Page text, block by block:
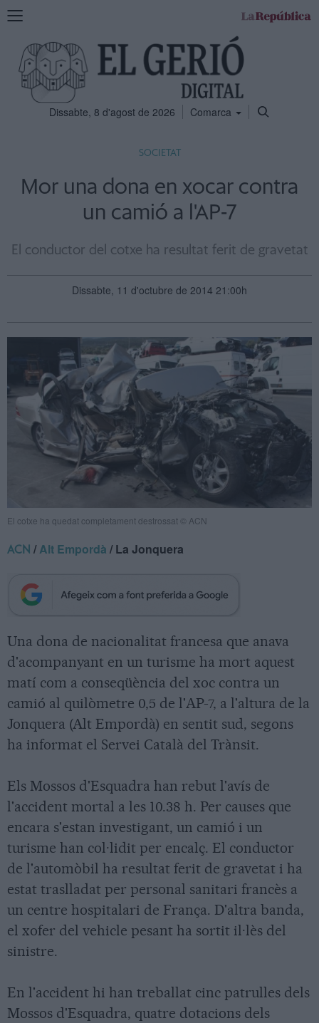
Mostra
navegació
Dissabte, 8 d'agost de 2026 Comarca
SOCIETAT
Mor una dona en xocar contra
un camió a l'AP-7
El conductor del cotxe ha resultat ferit de gravetat
Dissabte, 11 d'octubre de 2014 21:00h
El cotxe ha quedat completament destrossat © ACN
ACN /Alt Empordà / La Jonquera
Una dona de nacionalitat francesa que anava
d'acompanyant en un turisme ha mort aquest
matí com a conseqüència del xoc contra un
camió al quilòmetre 0,5 de l'AP-7, a l'altura de la
Jonquera (Alt Empordà) en sentit sud, segons
ha informat el Servei Català del Trànsit.
Els Mossos d'Esquadra han rebut l'avís de
l'accident mortal a les 10.38 h. Per causes que
encara s'estan investigant, un camió i un
turisme han col·lidit per encalç. El conductor
de l'automòbil ha resultat ferit de gravetat i ha
estat traslladat per personal sanitari francès a
un centre hospitalari de França. D'altra banda,
el xofer del vehicle pesant ha sortit il·lès del
sinistre.
En l'accident hi han treballat cinc patrulles dels
Mossos d'Esquadra, quatre dotacions dels